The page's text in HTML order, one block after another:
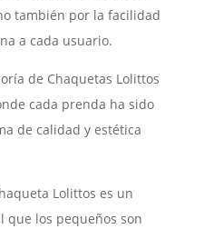
también por la facilidad
a cada usuario.
de Chaquetas Lolittos
cada prenda ha sido
de calidad y estética
Lolittos es un
que los pequeños son